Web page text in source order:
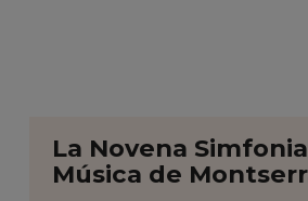
La Novena
Música de